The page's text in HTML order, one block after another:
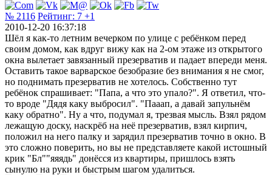
№ 2116 Рейтинг: 7 +1
2010-12-20 16:37:18
Шёл я как-то летним вечерком по улице с ребёнком перед
своим домом, как вдруг вижу как на 2-ом этаже из открытого
окна вылетает завязанный презерватив и падает впереди меня.
Оставить такое варварское безобразие без внимания я не смог,
но поднимать презерватив не хотелось. Собственно тут
ребёнок спрашивает: "Папа, а что это упало?". Я ответил, что-
то вроде "Дядя каку выбросил". "Пааап, а давай запульнём
каку обратно". Ну а что, подумал я, трезвая мысль. Взял рядом
лежащую доску, наскрёб на неё презерватив, взял кирпич,
положил на него палку и зарядил презерватив точно в окно. В
это сложно поверить, но вы не представляете какой истошный
крик "Бл""яяядь" донёсся из квартиры, пришлось взять
сынулю на руки и быстрым шагом удалиться.